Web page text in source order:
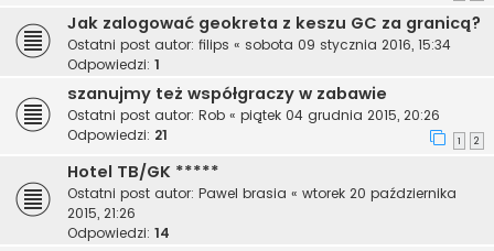
Jak zalogować geokreta z keszu GC za granicą?
Ostatni post autor: filips « sobota 09 stycznia 2016, 15:34
Odpowiedzi: 1
szanujmy też współgraczy w zabawie
Ostatni post autor: Rob « piątek 04 grudnia 2015, 20:26
Odpowiedzi: 21 1 2
Hotel TB/GK *****
Ostatni post autor: Pawel brasia « wtorek 20 października
2015, 21:26
Odpowiedzi: 14